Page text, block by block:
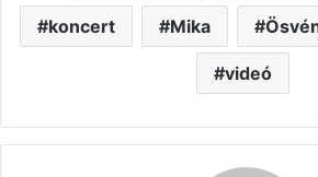
koncert Mika
videó